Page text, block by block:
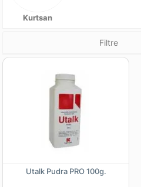
Kurtsan
Filtre
Utalk Pudra PRO 100g.